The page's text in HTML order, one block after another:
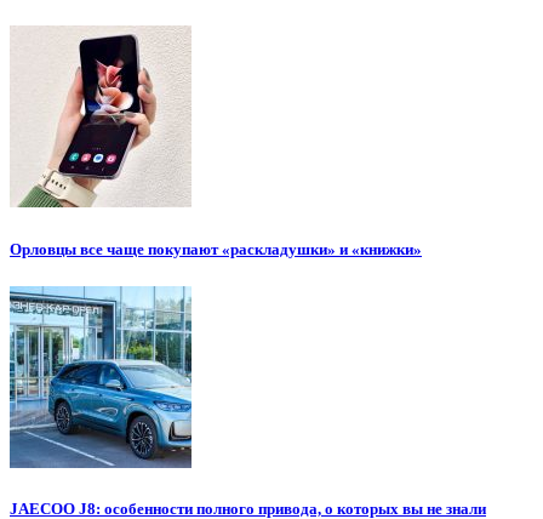
Орловцы все чаще покупают «раскладушки» и «книжки»
JAECOO J8: особенности полного привода, о которых вы не знали